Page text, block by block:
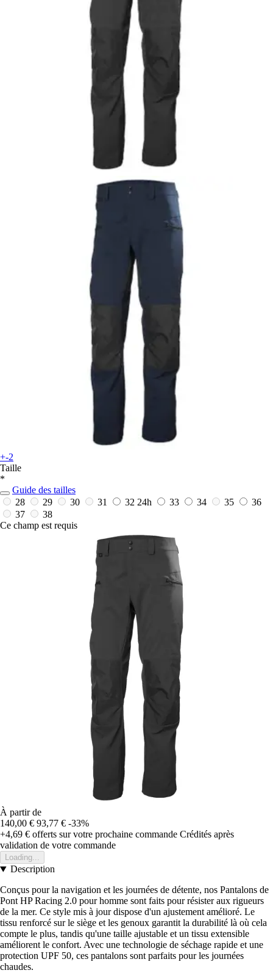
+-2
Taille
*
Guide des tailles
28
29 30 31 32 24h 33 34 35
36
37
38
Ce champ est requis
À partir de
140,00 € 93,77 € -33%
+4,69 € offerts sur votre prochaine commande Crédités après
validation de votre commande
Loading...
Description
Conçus pour la navigation et les journées de détente, nos Pantalons de
Pont HP Racing 2.0 pour homme sont faits pour résister aux rigueurs
de la mer. Ce style mis à jour dispose d'un ajustement amélioré. Le
tissu renforcé sur le siège et les genoux garantit la durabilité là où cela
compte le plus, tandis qu'une taille ajustable et un tissu extensible
améliorent le confort. Avec une technologie de séchage rapide et une
protection UPF 50, ces pantalons sont parfaits pour les journées
chaudes.